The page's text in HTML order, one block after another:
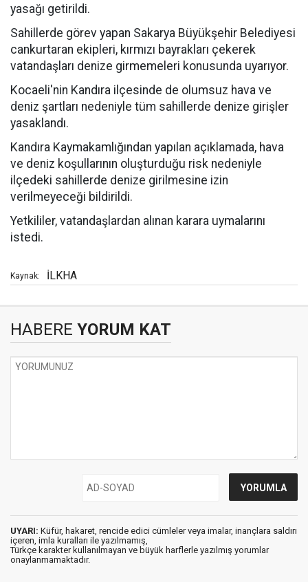
yasağı getirildi.
Sahillerde görev yapan Sakarya Büyükşehir Belediyesi
cankurtaran ekipleri, kırmızı bayrakları çekerek
vatandaşları denize girmemeleri konusunda uyarıyor.
Kocaeli'nin Kandıra ilçesinde de olumsuz hava ve
deniz şartları nedeniyle tüm sahillerde denize girişler
yasaklandı.
Kandıra Kaymakamlığından yapılan açıklamada, hava
ve deniz koşullarının oluşturduğu risk nedeniyle
ilçedeki sahillerde denize girilmesine izin
verilmeyeceği bildirildi.
Yetkililer, vatandaşlardan alınan karara uymalarını
istedi.
Kaynak: İLKHA
HABERE YORUM KAT
UYARI: Küfür, hakaret, rencide edici cümleler veya imalar, inançlara saldırı
içeren, imla kuralları ile yazılmamış,
Türkçe karakter kullanılmayan ve büyük harflerle yazılmış yorumlar
onaylanmamaktadır.